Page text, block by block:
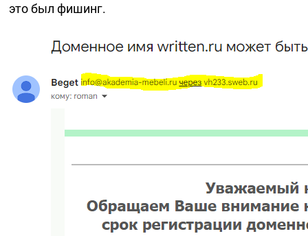
это был фишинг.